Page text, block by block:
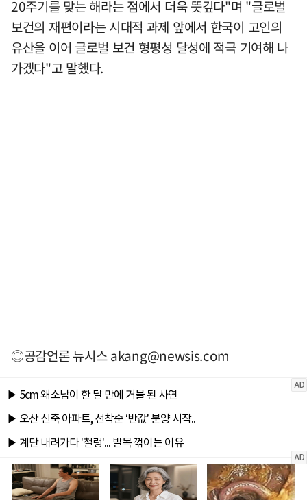
20주기를 맞는 해라는 점에서 더욱 뜻깊다"며 "글로벌
보건의 재편이라는 시대적 과제 앞에서 한국이 고인의
유산을 이어 글로벌 보건 형평성 달성에 적극 기여해 나
가겠다"고 말했다.
◎공감언론 뉴시스akang@newsis.com